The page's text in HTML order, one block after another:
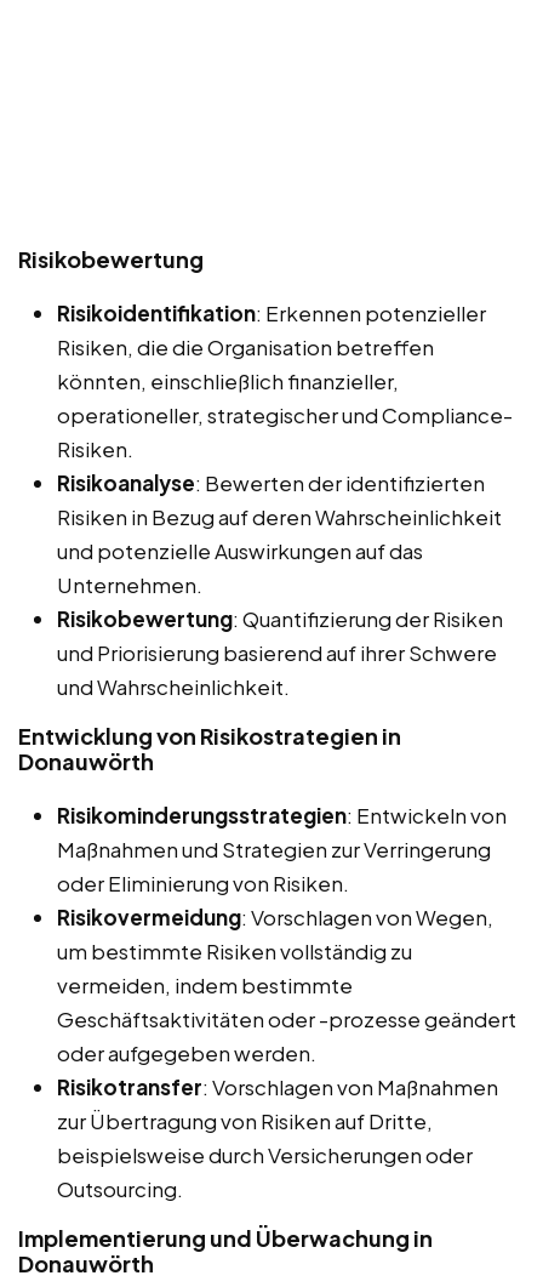
Risikobewertung
Risikoidentifikation: Erkennen potenzieller
Risiken, die die Organisation betreffen
könnten, einschließlich finanzieller,
operationeller, strategischer und Compliance-
Risiken.
Risikoanalyse: Bewerten der identifizierten
Risiken in Bezug auf deren Wahrscheinlichkeit
und potenzielle Auswirkungen auf das
Unternehmen.
Risikobewertung: Quantifizierung der Risiken
und Priorisierung basierend auf ihrer Schwere
und Wahrscheinlichkeit.
Entwicklung von Risikostrategien in
Donauwörth
Risikominderungsstrategien: Entwickeln von
Maßnahmen und Strategien zur Verringerung
oder Eliminierung von Risiken.
Risikovermeidung: Vorschlagen von Wegen,
um bestimmte Risiken vollständig zu
vermeiden, indem bestimmte
Geschäftsaktivitäten oder -prozesse geändert
oder aufgegeben werden.
Risikotransfer: Vorschlagen von Maßnahmen
zur Übertragung von Risiken auf Dritte,
beispielsweise durch Versicherungen oder
Outsourcing.
Implementierung und Überwachung in
Donauwörth